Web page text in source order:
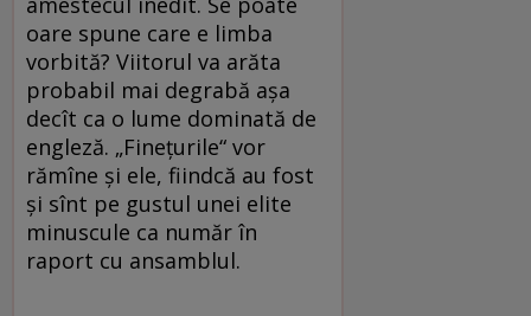
oare spune care e limba
vorbită? Viitorul va arăta
probabil mai degrabă aşa
decît ca o lume dominată de
engleză. „Fineţurile“ vor
rămîne şi ele, fiindcă au fost
şi sînt pe gustul unei elite
minuscule ca număr în
raport cu ansamblul.